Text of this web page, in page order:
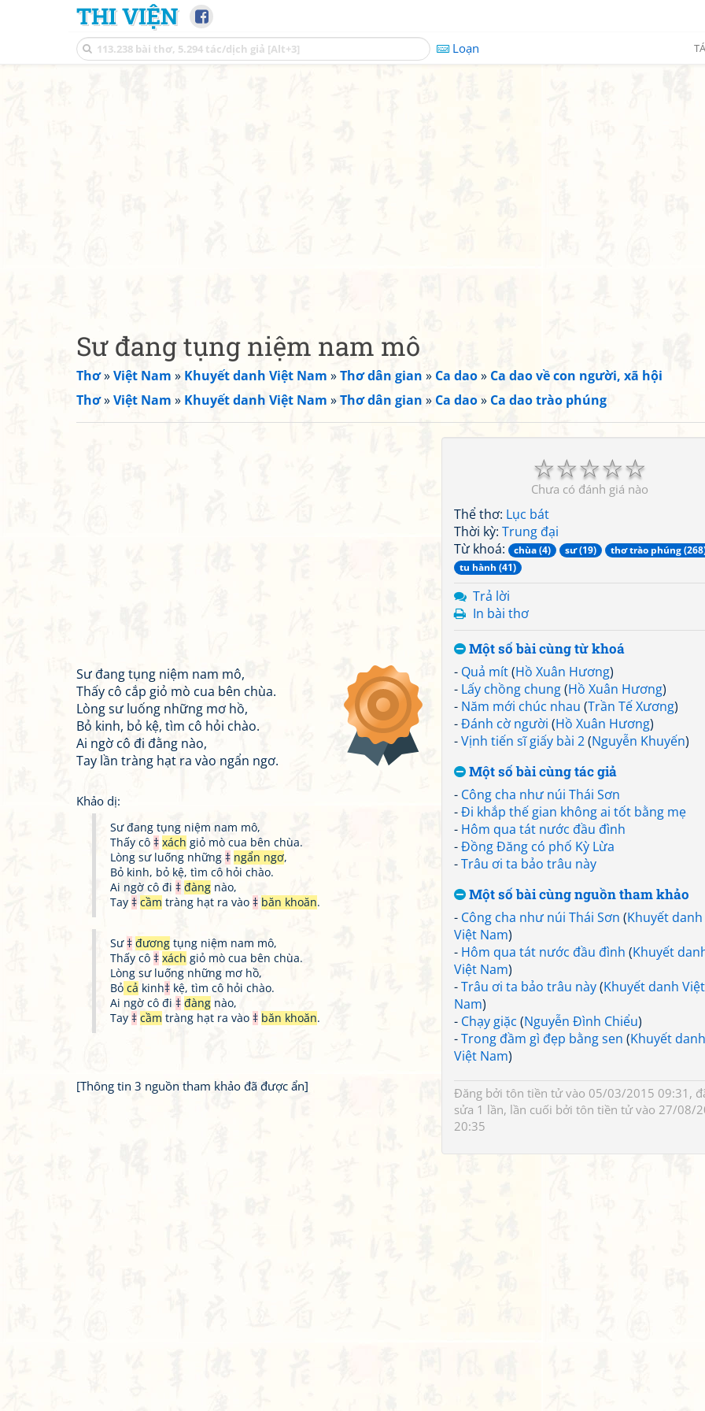
THI VIỆN
Loạn
Sư đang tụng niệm nam mô
Thơ»Việt Nam » Khuyết danh Việt Nam »Thơ dân gian » Ca dao» Ca dao về con người, xã hội
Thơ»Việt Nam » Khuyết danh Việt Nam »Thơ dân gian » Ca dao» Ca dao trào phúng
☆
☆
☆
☆
☆
Chưa có đánh giá nào
Thể thơ: Lục bát
Thời kỳ: Trung đại
Từ khoá:
chùa (4) sư (19)
thơ trào phúng
tu hành (41)
Trả lời
In bài thơ
Một số bài cùng từ khoá
- Quả mít(Hồ Xuân Hương)
- Lấy chồng chung(Hồ Xuân Hương)
- Năm mới chúc nhau (Trần Tế Xương)
-Đánh cờ người (Hồ Xuân Hương)
-Vịnh tiến sĩ giấy bài 2(Nguyễn Khuyến)
Một số bài cùng tác giả
- Công cha như núi Thái Sơn
-Đi khắp thế gian không ai tốt bằng mẹ
- Hôm qua tát nước đầu đình
-Đồng Đăng có phố Kỳ Lừa
-Trâu ơi ta bảo trâu này
Một số bài cùng nguồn tham khảo
- Công cha như núi Thái Sơn (Khuyết danh
Việt Nam)
- Hôm qua tát nước đầu đình (Khuyết
Việt Nam)
-Trâu ơi ta bảo trâu này(Khuyết danh Việt
Nam)
- Chạy giặc (Nguyễn Đình Chiểu)
-Trong đầm gì đẹp bằng sen (Khuyết danh
Việt Nam)
Đăng bởi tôn tiền tửvào 05/03/2015 09:31,
sửa 1 lần, lần cuối bởi tôn tiền tửvào 27/08/
20:35
Sư đang tụng niệm nam mô,
Thấy cô cắp giỏ mò cua bên chùa.
Lòng sư luống những mơ hồ,
Bỏ kinh, bỏ kệ, tìm cô hỏi chào.
Ai ngờ cô đi đằng nào,
Tay lần tràng hạt ra vào ngẩn ngơ.
Khảo dị:
Sư đang tụng niệm nam mô,
Thấy cô ‡ xách giỏ mò cua bên chùa.
Lòng sư luống những ‡ ngẩn ngơ,
Bỏ kinh, bỏ kệ, tìm cô hỏi chào.
Ai ngờ cô đi ‡ đàng nào,
Tay ‡ cầm tràng hạt ra vào ‡ băn khoăn.
Sư‡ đương tụng niệm nam mô,
Thấy cô ‡ xách giỏ mò cua bên chùa.
Lòng sư luống những mơ hồ,
Bỏ cả kinh‡ kệ, tìm cô hỏi chào.
Ai ngờ cô đi ‡ đàng nào,
Tay ‡ cầm tràng hạt ra vào ‡ băn khoăn.
[Thông tin 3 nguồn tham khảo đã được ẩn]